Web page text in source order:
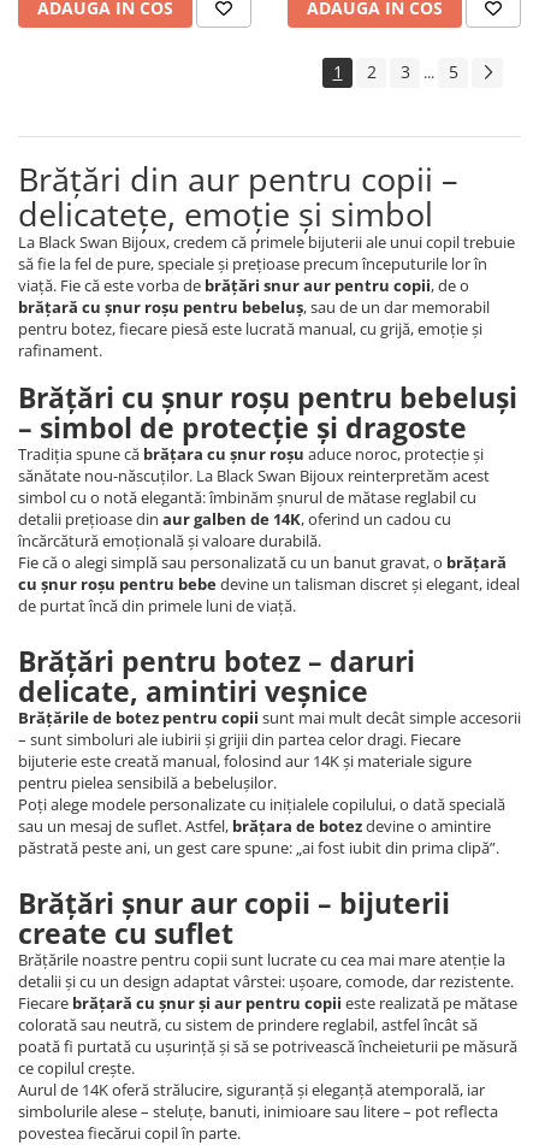
ADAUGA IN COS ADAUGA IN COS
1 2 3 ... 5
Brățări din aur pentru copii –
delicatețe, emoție și simbol
La Black Swan Bijoux, credem că primele bijuterii ale unui copil trebuie
să fie la fel de pure, speciale și prețioase precum începuturile lor în
viață. Fie că este vorba de brățări snur aur pentru copii, de o
brățară cu șnur roșu pentru bebeluș, sau de un dar memorabil
pentru botez, fiecare piesă este lucrată manual, cu grijă, emoție și
rafinament.
Brățări cu șnur roșu pentru bebeluși
– simbol de protecție și dragoste
Tradiția spune că brățara cu șnur roșu aduce noroc, protecție și
sănătate nou-născuților. La Black Swan Bijoux reinterpretăm acest
simbol cu o notă elegantă: îmbinăm șnurul de mătase reglabil cu
detalii prețioase din aur galben de 14K, oferind un cadou cu
încărcătură emoțională și valoare durabilă.
Fie că o alegi simplă sau personalizată cu un banut gravat, o brățară
cu șnur roșu pentru bebedevine un talisman discret și elegant, ideal
de purtat încă din primele luni de viață.
Brățări pentru botez – daruri
delicate, amintiri veșnice
Brățările de botez pentru copii sunt mai mult decât simple accesorii
– sunt simboluri ale iubirii și grijii din partea celor dragi. Fiecare
bijuterie este creată manual, folosind aur 14K și materiale sigure
pentru pielea sensibilă a bebelușilor.
Poți alege modele personalizate cu inițialele copilului, o dată specială
sau un mesaj de suflet. Astfel, brățara de botezdevine o amintire
păstrată peste ani, un gest care spune: „ai fost iubit din prima clipă”.
Brățări șnur aur copii – bijuterii
create cu suflet
Brățările noastre pentru copii sunt lucrate cu cea mai mare atenție la
detalii și cu un design adaptat vârstei: ușoare, comode, dar rezistente.
Fiecare brățară cu șnur și aur pentru copii este realizată pe mătase
colorată sau neutră, cu sistem de prindere reglabil, astfel încât să
poată fi purtată cu ușurință și să se potrivească încheieturii pe măsură
ce copilul crește.
Aurul de 14K oferă strălucire, siguranță și eleganță atemporală, iar
simbolurile alese – steluțe, banuti, inimioare sau litere – pot reflecta
povestea fiecărui copil în parte.